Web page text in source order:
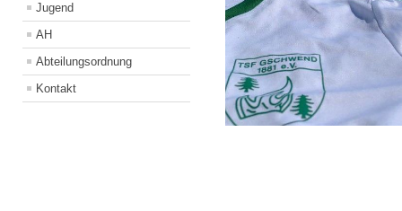
Jugend
AH
Abteilungsordnung
Kontakt